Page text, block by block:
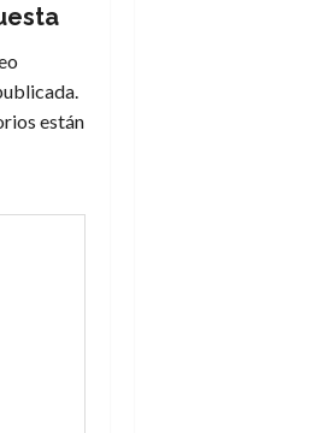
están